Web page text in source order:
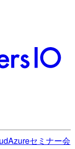
Azureセミナー会